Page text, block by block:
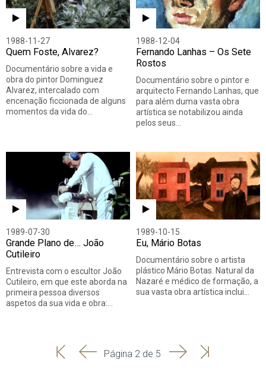
1988-11-27
Quem Foste, Alvarez?
Documentário sobre a vida e
obra do pintor Dominguez
Alvarez, intercalado com
encenação ficcionada de alguns
momentos da vida do…
1988-12-04
Fernando Lanhas – Os Sete
Rostos
Documentário sobre o pintor e
arquitecto Fernando Lanhas, que
para além duma vasta obra
artística se notabilizou ainda
pelos seus…
1989-07-30
Grande Plano de… João
Cutileiro
Entrevista com o escultor João
Cutileiro, em que este aborda na
primeira pessoa diversos
aspetos da sua vida e obra:…
1989-10-15
Eu, Mário Botas
Documentário sobre o artista
plástico Mário Botas. Natural da
Nazaré e médico de formação, a
sua vasta obra artística inclui…
'
'
Página 2 de 5 SeguinteÚltima